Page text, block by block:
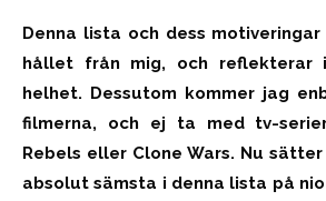
Denna lista och dess
hållet från mig, och reflekterar
helhet. Dessutom kommer jag
filmerna, och ej ta med tv-
Rebels eller Clone Wars. Nu
absolut sämsta i denna lista på